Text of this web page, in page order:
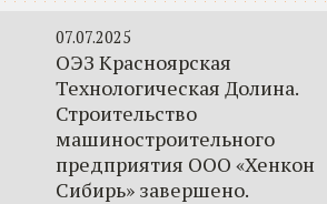
07.07.2025
ОЭЗ Красноярская
Технологическая Долина.
Строительство
машиностроительного
предприятия ООО «Хенкон
Сибирь» завершено.